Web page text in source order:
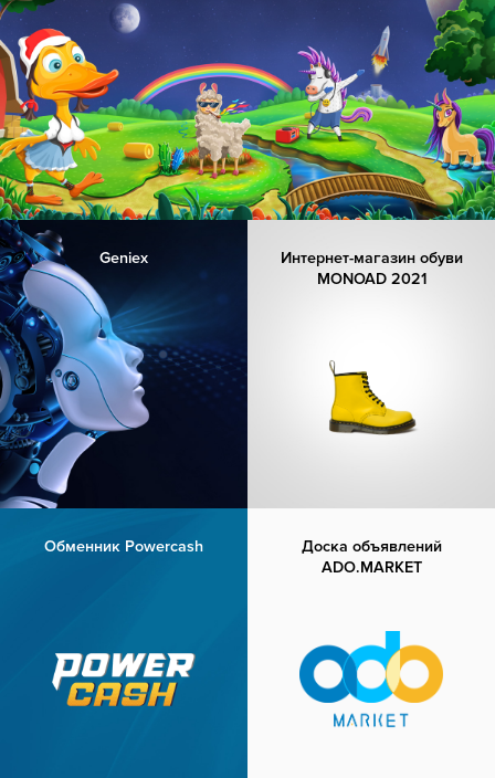
Geniex
Интернет-магазин обуви
MONOAD 2021
Обменник Powercash
Доска объявлений
ADO.MARKET